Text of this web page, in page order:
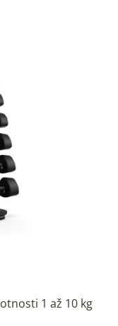
1 až 10 kg